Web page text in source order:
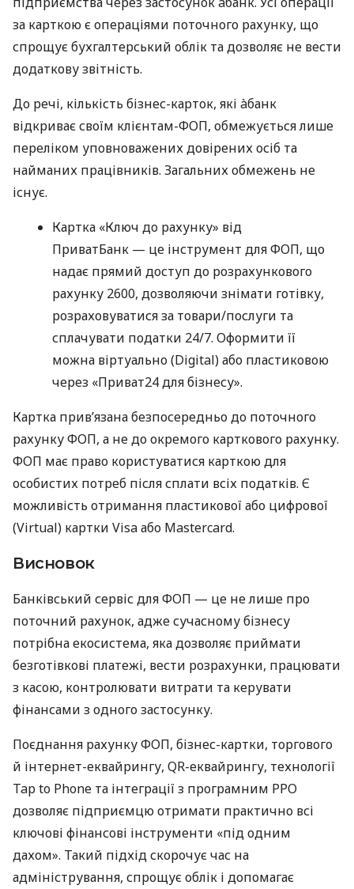
за карткою є операціями поточного рахунку, що
спрощує бухгалтерський облік та дозволяє не вести
додаткову звітність.
До речі, кількість бізнес-карток, які àбанк
відкриває своїм клієнтам-ФОП, обмежується лише
переліком уповноважених довірених осіб та
найманих працівників. Загальних обмежень не
існує.
Картка «Ключ до рахунку» від
ПриватБанк — це інструмент для ФОП, що
надає прямий доступ до розрахункового
рахунку 2600, дозволяючи знімати готівку,
розраховуватися за товари/послуги та
сплачувати податки 24/7. Оформити її
можна віртуально (Digital) або пластиковою
через «Приват24 для бізнесу».
Картка прив’язана безпосередньо до поточного
рахунку ФОП, а не до окремого карткового рахунку.
ФОП має право користуватися карткою для
особистих потреб після сплати всіх податків. Є
можливість отримання пластикової або цифрової
(Virtual) картки Visa або Mastercard.
Висновок
Банківський сервіс для ФОП — це не лише про
поточний рахунок, адже сучасному бізнесу
потрібна екосистема, яка дозволяє приймати
безготівкові платежі, вести розрахунки, працювати
з касою, контролювати витрати та керувати
фінансами з одного застосунку.
Поєднання рахунку ФОП, бізнес-картки, торгового
й інтернет-еквайрингу, QR-еквайрингу, технології
Tap to Phone та інтеграції з програмним РРО
дозволяє підприємцю отримати практично всі
ключові фінансові інструменти «під одним
дахом». Такий підхід скорочує час на
адміністрування, спрощує облік і допомагає